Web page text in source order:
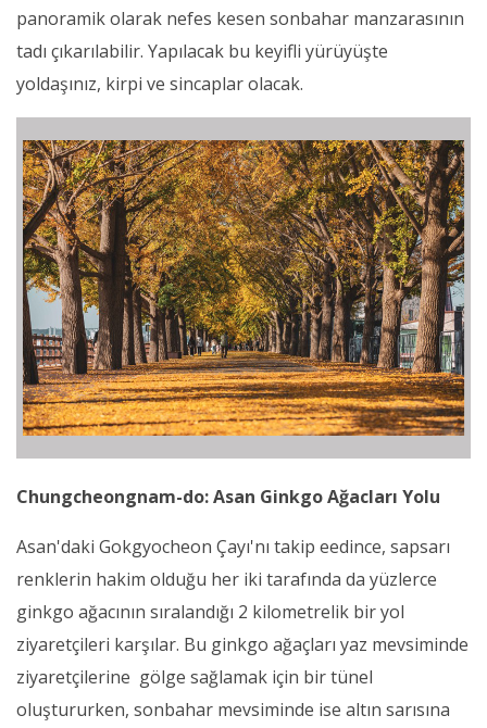
panoramik olarak nefes kesen sonbahar manzarasının
tadı çıkarılabilir. Yapılacak bu keyifli yürüyüşte
yoldaşınız, kirpi ve sincaplar olacak.
Chungcheongnam-do: Asan Ginkgo Ağacları Yolu
Asan'daki Gokgyocheon Çayı'nı takip eedince, sapsarı
renklerin hakim olduğu her iki tarafında da yüzlerce
ginkgo ağacının sıralandığı 2 kilometrelik bir yol
ziyaretçileri karşılar. Bu ginkgo ağaçları yaz mevsiminde
ziyaretçilerine gölge sağlamak için bir tünel
oluştururken, sonbahar mevsiminde ise altın sarısına